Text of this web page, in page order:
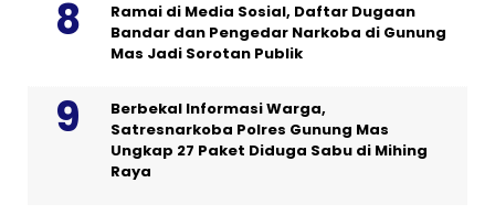
Ramai di Media Sosial, Daftar Dugaan
Bandar dan Pengedar Narkoba di Gunung
Mas Jadi Sorotan Publik
Berbekal Informasi Warga,
Satresnarkoba Polres Gunung Mas
Ungkap 27 Paket Diduga Sabu di Mihing
Raya